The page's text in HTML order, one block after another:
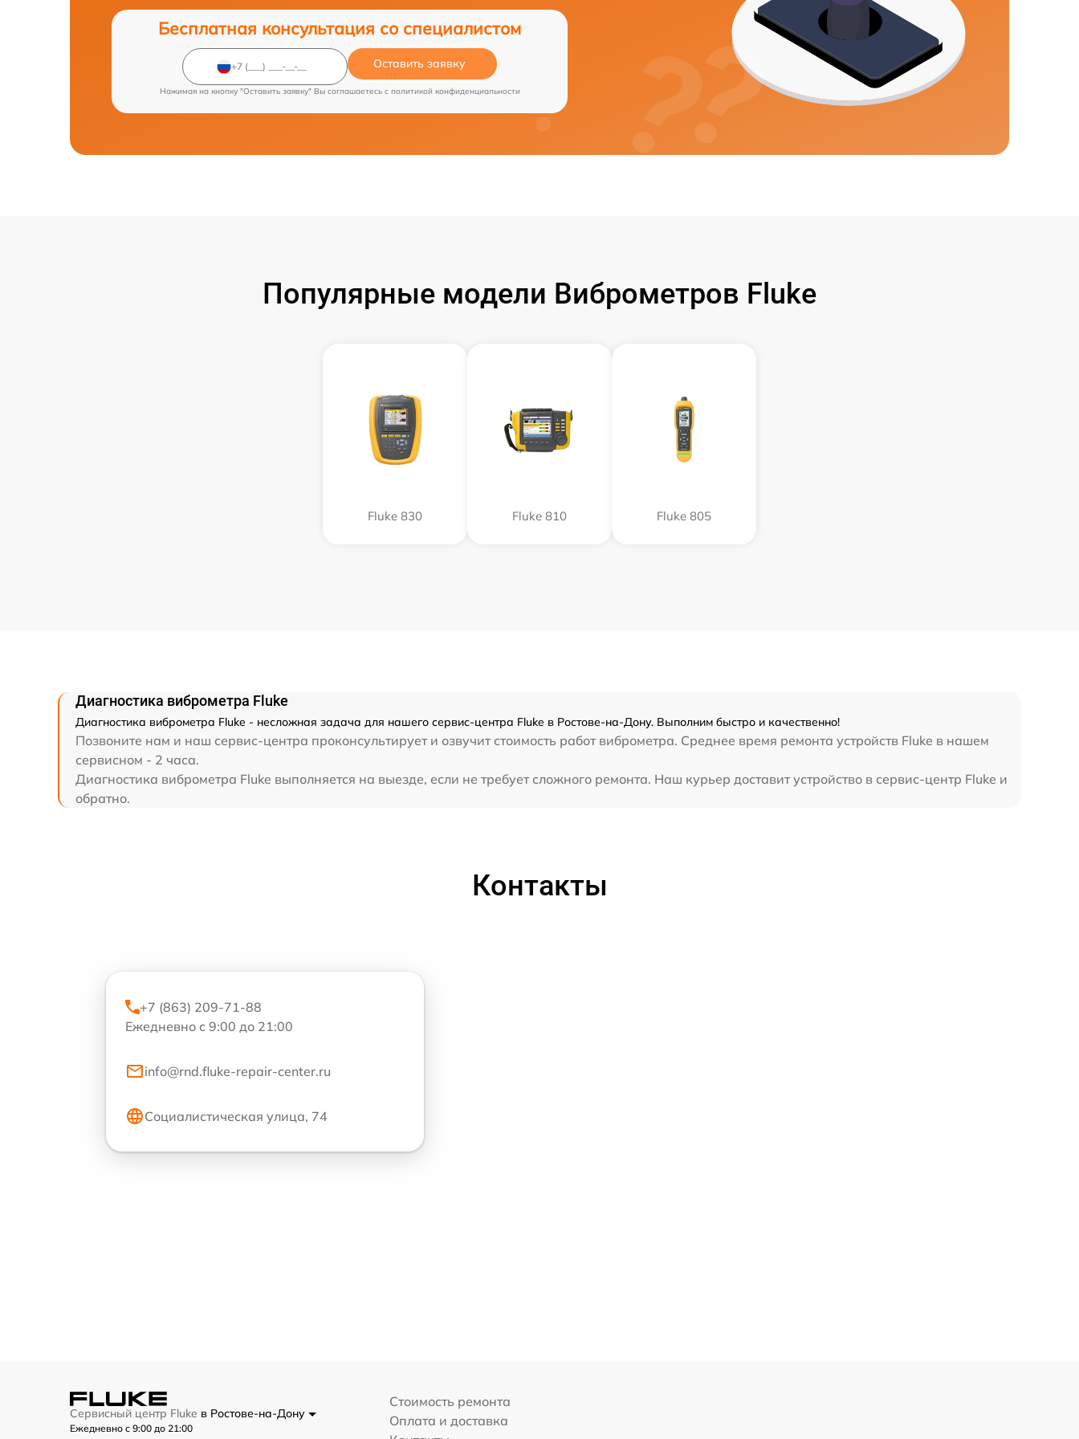
Бесплатная консультация со специалистом
Оставить заявку
Нажимая на кнопку "Оставить заявку" Вы соглашаетесь c политикой конфиденциальности
Популярные модели Виброметров Fluke
Fluke 830 Fluke 810 Fluke 805
Диагностика виброметра Fluke
Диагностика виброметра Fluke - несложная задача для нашего сервис-центра Fluke в Ростове-на-Дону. Выполним быстро и качественно!
Позвоните нам и наш сервис-центра проконсультирует и озвучит стоимость работ виброметра. Среднее время ремонта устройств Fluke в нашем
сервисном - 2 часа.
Диагностика виброметра Fluke выполняется на выезде, если не требует сложного ремонта. Наш курьер доставит устройство в сервис-центр Fluke и
обратно.
Контакты
+7 (863) 209-71-88
Ежедневно с 9:00 до 21:00
info@rnd.fluke-repair-center.ru
Социалистическая улица, 74
Сервисный центр Fluke в Ростове-на-Дону
Ежедневно с 9:00 до 21:00
Стоимость ремонта
Оплата и доставка